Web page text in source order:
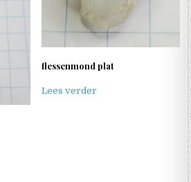
flessenmond plat
Lees verder